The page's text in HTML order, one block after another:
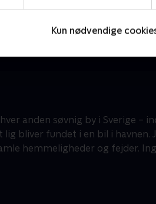
Kun nødvendige
anden søvnig by i Sverige –
lig bliver fundet i en bil i havnen.
hemmeligheder og fejder.